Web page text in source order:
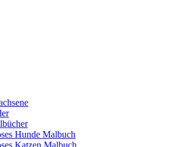
Hunde Malbuch
Katzen Malbuch